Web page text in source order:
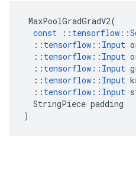
MaxPoolGradGradV2(
const
:: tensorflow ::
:: tensorflow :: Input
:: tensorflow :: Input
:: tensorflow :: Input
:: tensorflow :: Input
:: tensorflow :: Input
StringPiece padding
)